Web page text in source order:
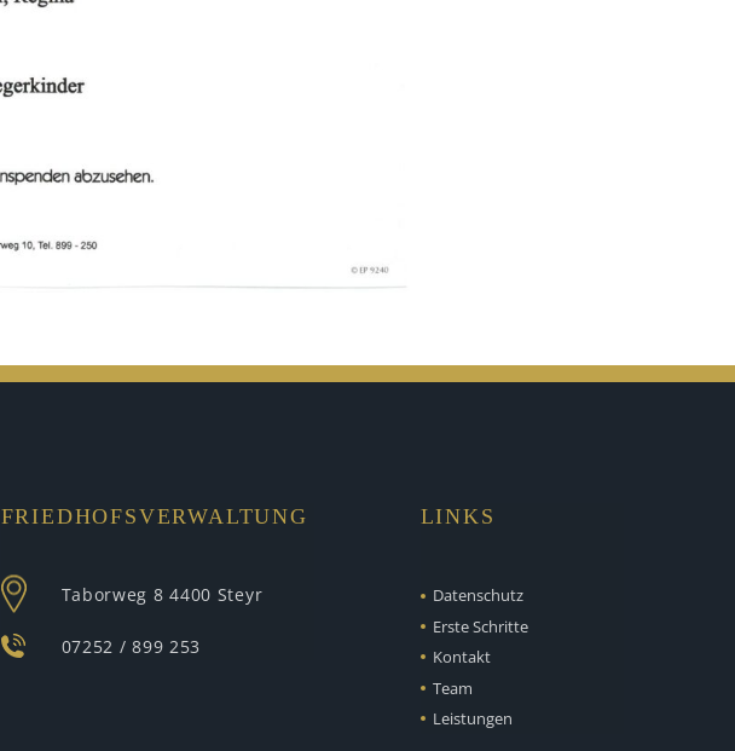
FRIEDHOFSVERWALTUNG
Taborweg 8 4400 Steyr
07252 / 899 253
LINKS
Datenschutz
Erste Schritte
Kontakt
Team
Leistungen